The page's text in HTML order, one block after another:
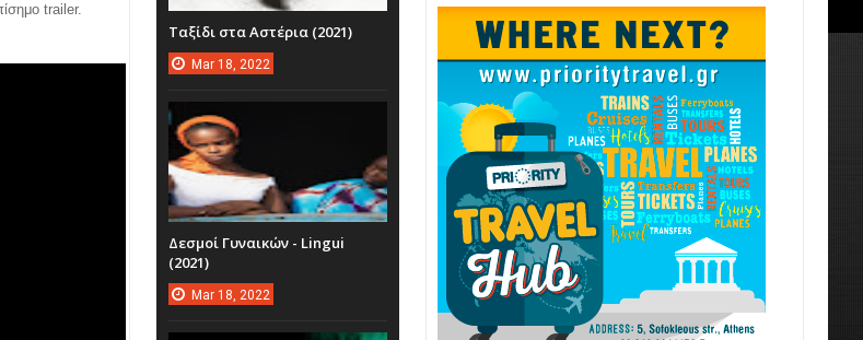
trailer.
Ταξίδι στα Αστέρια (2021)
Mar 18, 2022
Δεσμοί Γυναικών - Lingui
(2021)
Mar 18, 2022